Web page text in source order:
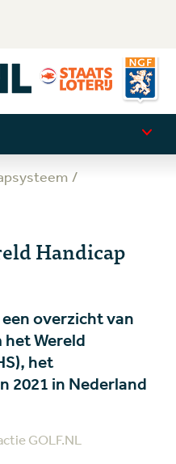
Handicap
overzicht van
Wereld
het
2021 in Nederland
GOLF.NL